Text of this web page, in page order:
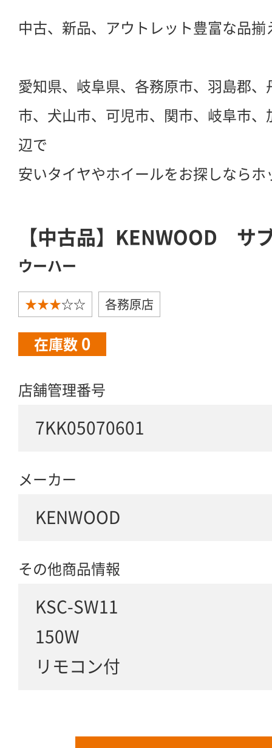
中古、新品、アウトレット豊富な品揃
愛知県、岐阜県、各務原市、羽島郡
市、犬山市、可児市、関市、岐阜市
辺で
安いタイヤやホイールをお探しなら
【中古品】KENWOOD サ
ウーハー
★★★☆☆ 各務原店
在庫数 0
店舗管理番号
7KK05070601
メーカー
KENWOOD
その他商品情報
KSC-SW11
150W
リモコン付